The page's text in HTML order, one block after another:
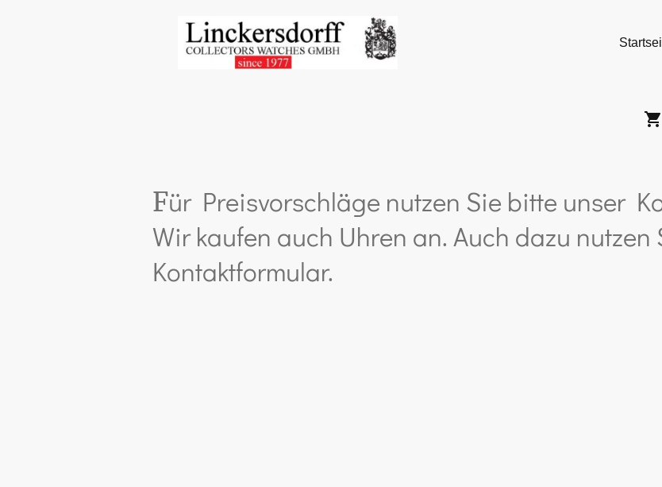
Für Preisvorschläge nutzen Sie bitte unser
Wir kaufen auch Uhren an. Auch dazu nutzen
Kontaktformular.